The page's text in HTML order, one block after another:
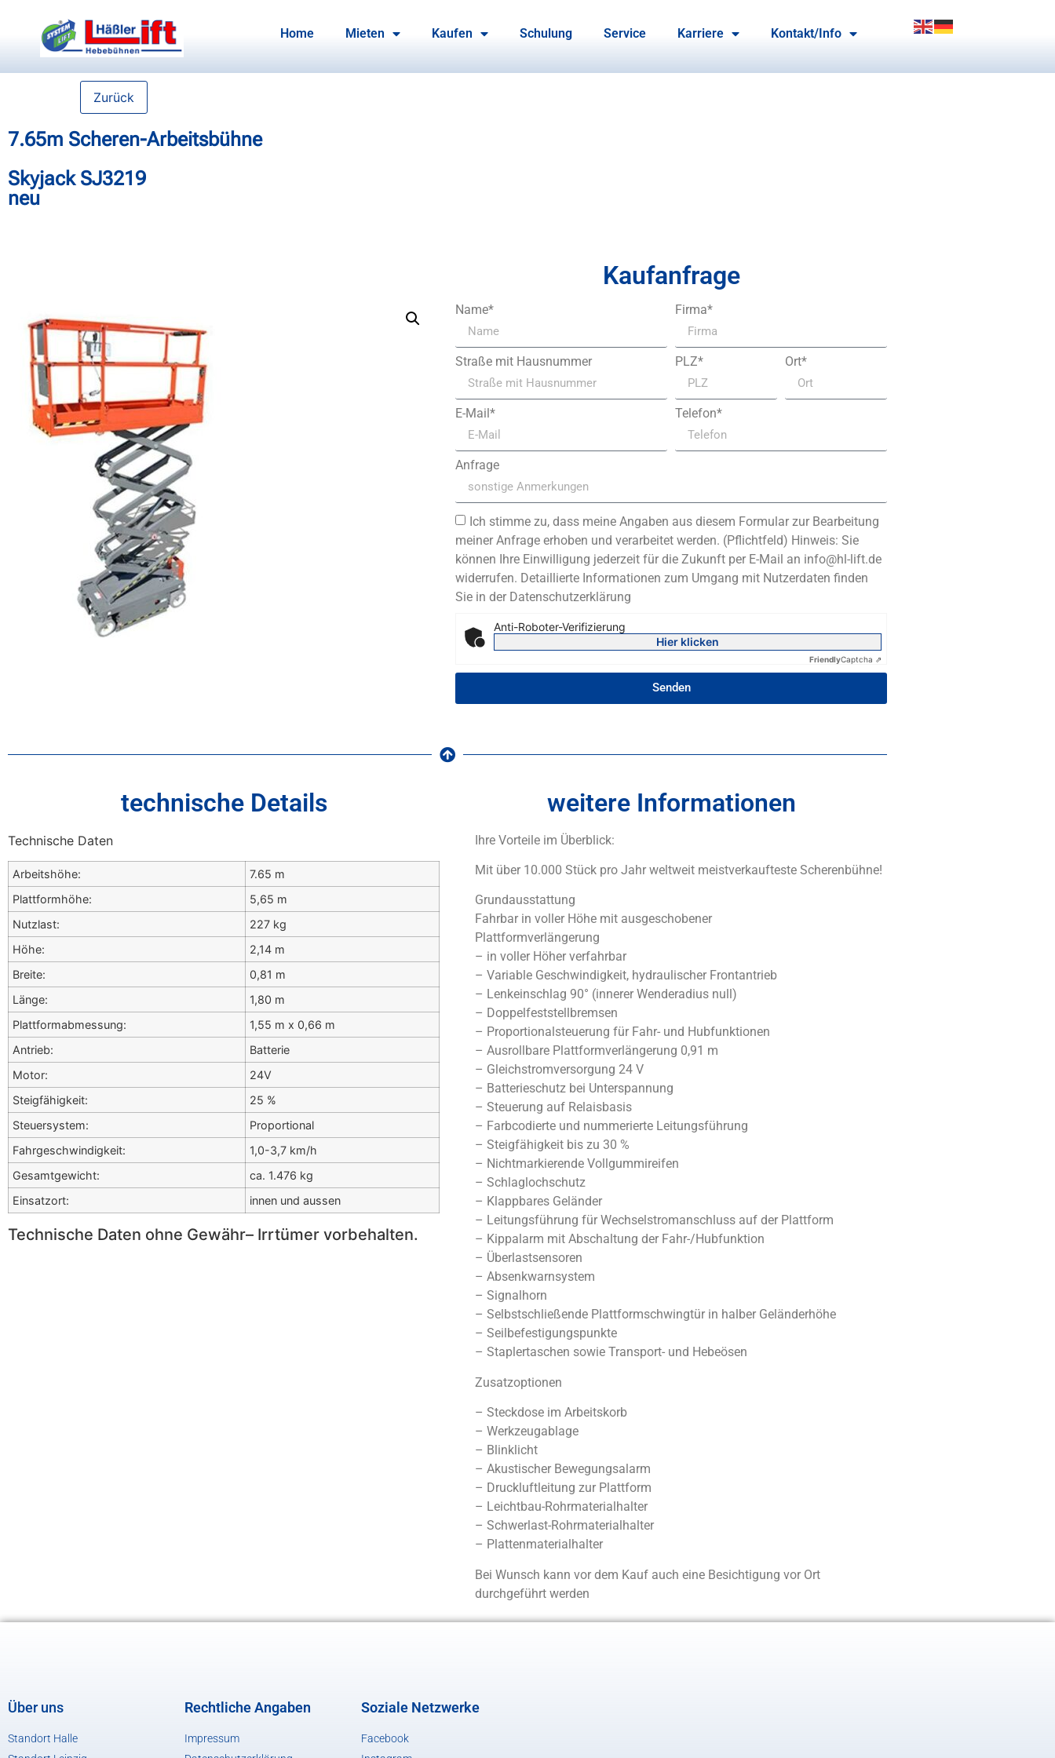
Home Mieten Kaufen Schulung Service Karriere Kontakt/Info
Zurück
7.65m Scheren-Arbeitsbühne
Skyjack SJ3219
neu
Kaufanfrage
Name* Firma*
Straße mit Hausnummer PLZ* Ort*
E-Mail* Telefon*
Anfrage
Ich stimme zu, dass meine Angaben aus diesem Formular zur Bearbeitung
meiner Anfrage erhoben und verarbeitet werden. (Pflichtfeld) Hinweis: Sie
können Ihre Einwilligung jederzeit für die Zukunft per E-Mail an info@hl-lift.de
widerrufen. Detaillierte Informationen zum Umgang mit Nutzerdaten finden
Sie in der Datenschutzerklärung
Anti-Roboter-Verifizierung
Hier klicken
FriendlyCaptcha ⇗
Senden
technische Details
Technische Daten
Arbeitshöhe:
7.65 m
Plattformhöhe:
5,65 m
Nutzlast:
227 kg
Höhe:
2,14 m
Breite:
0,81 m
Länge:
1,80 m
Plattformabmessung:
1,55 m x 0,66 m
Antrieb:
Batterie
Motor:
24V
Steigfähigkeit:
25 %
Steuersystem:
Proportional
Fahrgeschwindigkeit:
1,0-3,7 km/h
Gesamtgewicht:
ca. 1.476 kg
Einsatzort:
innen und aussen
Technische Daten ohne Gewähr– Irrtümer vorbehalten.
weitere Informationen
Ihre Vorteile im Überblick:
Mit über 10.000 Stück pro Jahr weltweit meistverkaufteste Scherenbühne!
Grundausstattung
Fahrbar in voller Höhe mit ausgeschobener
Plattformverlängerung
– in voller Höher verfahrbar
– Variable Geschwindigkeit, hydraulischer Frontantrieb
– Lenkeinschlag 90° (innerer Wenderadius null)
– Doppelfeststellbremsen
– Proportionalsteuerung für Fahr- und Hubfunktionen
– Ausrollbare Plattformverlängerung 0,91 m
– Gleichstromversorgung 24 V
– Batterieschutz bei Unterspannung
– Steuerung auf Relaisbasis
– Farbcodierte und nummerierte Leitungsführung
– Steigfähigkeit bis zu 30 %
– Nichtmarkierende Vollgummireifen
– Schlaglochschutz
– Klappbares Geländer
– Leitungsführung für Wechselstromanschluss auf der Plattform
– Kippalarm mit Abschaltung der Fahr-/Hubfunktion
– Überlastsensoren
– Absenkwarnsystem
– Signalhorn
– Selbstschließende Plattformschwingtür in halber Geländerhöhe
– Seilbefestigungspunkte
– Staplertaschen sowie Transport- und Hebeösen
Zusatzoptionen
– Steckdose im Arbeitskorb
– Werkzeugablage
– Blinklicht
– Akustischer Bewegungsalarm
– Druckluftleitung zur Plattform
– Leichtbau-Rohrmaterialhalter
– Schwerlast-Rohrmaterialhalter
– Plattenmaterialhalter
Bei Wunsch kann vor dem Kauf auch eine Besichtigung vor Ort
durchgeführt werden
Über uns
Standort Halle
Rechtliche Angaben
Impressum
Soziale Netzwerke
Facebook